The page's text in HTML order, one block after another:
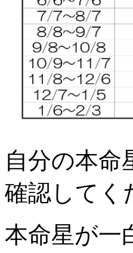
自分の本命
確認してく
本命星が一